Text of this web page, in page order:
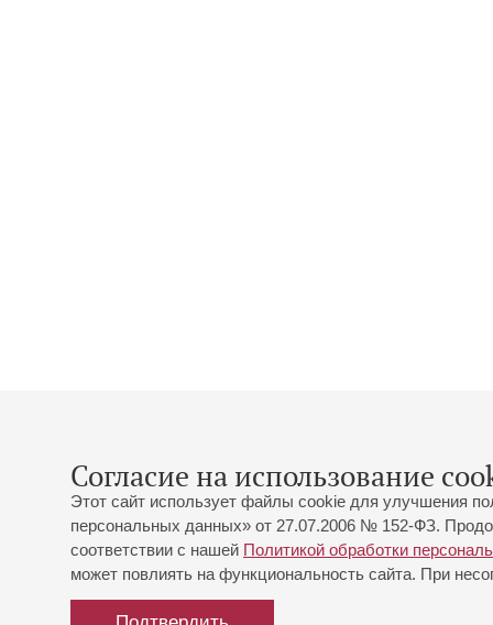
Согласие на использование
Этот сайт использует файлы cookie для улучшения
персональных данных» от 27.07.2006 № 152-ФЗ.
соответствии с нашей Политикой обработки
может повлиять на функциональность сайта. При